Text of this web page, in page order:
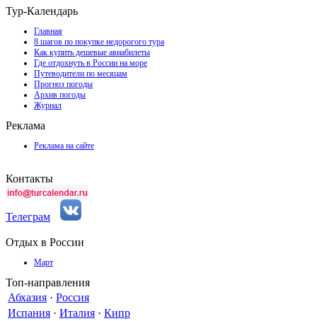
Тур-Календарь
Главная
8 шагов по покупке недорогого тура
Как купить дешевые авиабилеты
Где отдохнуть в России на море
Путеводители по месяцам
Прогноз погоды
Архив погоды
Журнал
Реклама
Реклама на сайте
Контакты
Телеграм
Отдых в России
Март
Топ-направления
Абхазия · Россия
Испания · Италия · Кипр